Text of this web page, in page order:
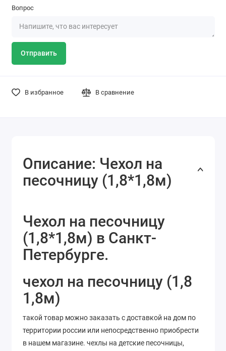
Вопрос
Отправить
В избранное В сравнение
Описание: Чехол на
песочницу (1,8*1,8м)
Чехол на песочницу
(1,8*1,8м) в Санкт-
Петербурге.
чехол на песочницу (1,8
1,8м)
такой товар можно заказать с доставкой на дом по
территории россии или непосредственно приобрести
в нашем магазине. чехлы на детские песочницы,